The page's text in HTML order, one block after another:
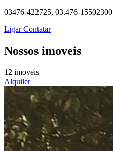
03476-422725, 03.476-15502300
LigarContatar
Nossos imoveis
12 imoveis
Alquiler